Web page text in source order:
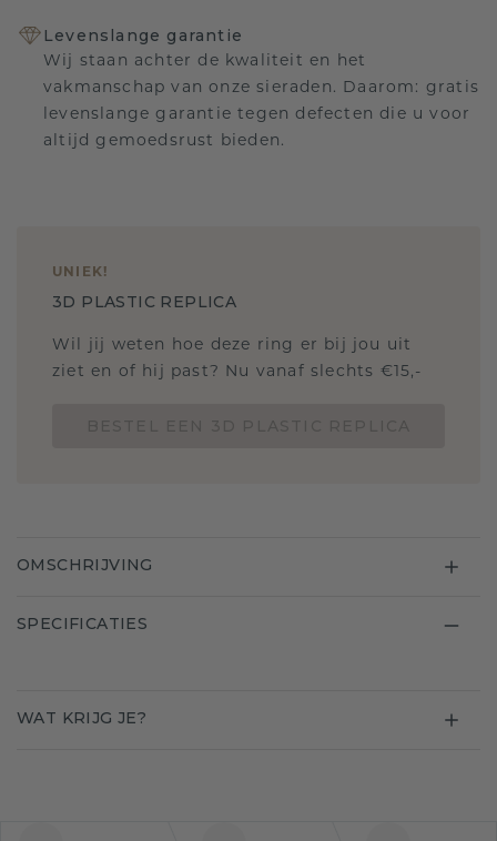
Levenslange garantie
Wij staan achter de kwaliteit en het
vakmanschap van onze sieraden. Daarom: gratis
levenslange garantie tegen defecten die u voor
altijd gemoedsrust bieden.
UNIEK!
3D PLASTIC REPLICA
Wil jij weten hoe deze ring er bij jou uit
ziet en of hij past? Nu vanaf slechts €15,-
OMSCHRIJVING
SPECIFICATIES
WAT KRIJG JE?